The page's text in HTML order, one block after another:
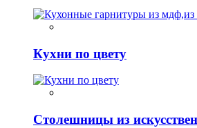
Кухни по цвету
Столешницы из